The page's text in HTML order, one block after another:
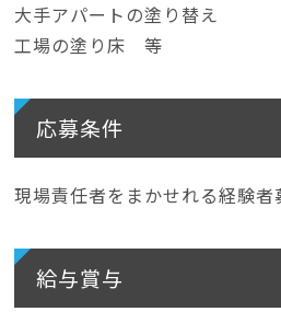
大手アパートの塗り替え
工場の塗り床 等
応募条件
現場責任者をまかせれる経験者
給与賞与